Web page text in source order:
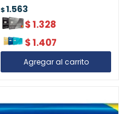
$1.563
$1.328
$1.407